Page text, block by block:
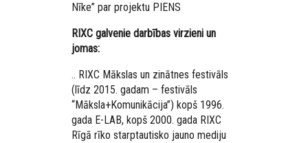
Nīke” par projektu PIENS
RIXC galvenie darbības virzieni un
jomas:
.. RIXC Mākslas un zinātnes festivāls
(līdz 2015. gadam – festivāls
“Māksla+Komunikācija”) kopš 1996.
gada E-LAB, kopš 2000. gada RIXC
Rīgā rīko starptautisko jauno mediju